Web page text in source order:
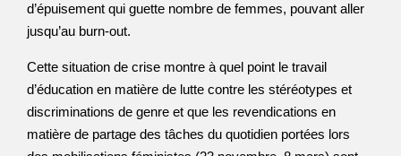
d’épuisement qui guette nombre de femmes, pouvant aller
jusqu’au burn-out.
Cette situation de crise montre à quel point le travail
d’éducation en matière de lutte contre les stéréotypes et
discriminations de genre et que les revendications en
matière de partage des tâches du quotidien portées lors